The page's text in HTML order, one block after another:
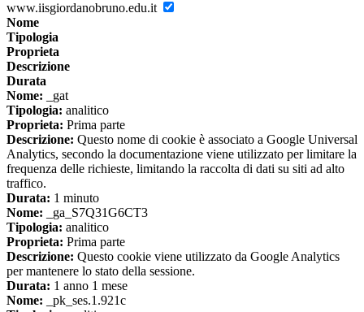
www.iisgiordanobruno.edu.it
Nome
Tipologia
Proprieta
Descrizione
Durata
Nome: _gat
Tipologia: analitico
Proprieta: Prima parte
Descrizione: Questo nome di cookie è associato a Google Universal
Analytics, secondo la documentazione viene utilizzato per limitare la
frequenza delle richieste, limitando la raccolta di dati su siti ad alto
traffico.
Durata: 1 minuto
Nome: _ga_S7Q31G6CT3
Tipologia: analitico
Proprieta: Prima parte
Descrizione: Questo cookie viene utilizzato da Google Analytics
per mantenere lo stato della sessione.
Durata: 1 anno 1 mese
Nome: _pk_ses.1.921c